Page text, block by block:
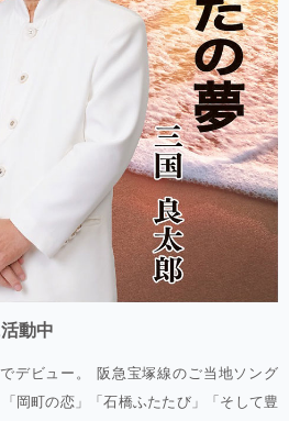
動中
デビュー。 阪急宝塚線のご当地ソング
岡町の恋」「石橋ふたたび」「そして豊